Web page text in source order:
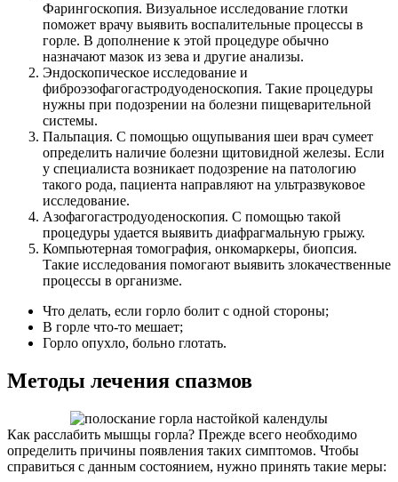
Фарингоскопия. Визуальное исследование глотки
поможет врачу выявить воспалительные процессы в
горле. В дополнение к этой процедуре обычно
назначают мазок из зева и другие анализы.
Эндоскопическое исследование и
фиброэзофагогастродуоденоскопия. Такие процедуры
нужны при подозрении на болезни пищеварительной
системы.
Пальпация. С помощью ощупывания шеи врач сумеет
определить наличие болезни щитовидной железы. Если
у специалиста возникает подозрение на патологию
такого рода, пациента направляют на ультразвуковое
исследование.
Азофагогастродуоденоскопия. С помощью такой
процедуры удается выявить диафрагмальную грыжу.
Компьютерная томография, онкомаркеры, биопсия.
Такие исследования помогают выявить злокачественные
процессы в организме.
Что делать, если горло болит с одной стороны;
В горле что-то мешает;
Горло опухло, больно глотать.
Методы лечения спазмов
Как расслабить мышцы горла? Прежде всего необходимо
определить причины появления таких симптомов. Чтобы
справиться с данным состоянием, нужно принять такие меры: